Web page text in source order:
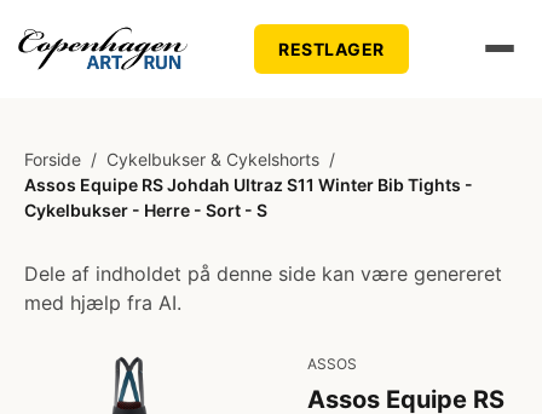
RESTLAGER
Forside / Cykelbukser & Cykelshorts /
Assos Equipe RS Johdah Ultraz S11 Winter Bib Tights -
Cykelbukser - Herre - Sort - S
Dele af indholdet på denne side kan være genereret
med hjælp fra AI.
ASSOS
Assos Equipe RS